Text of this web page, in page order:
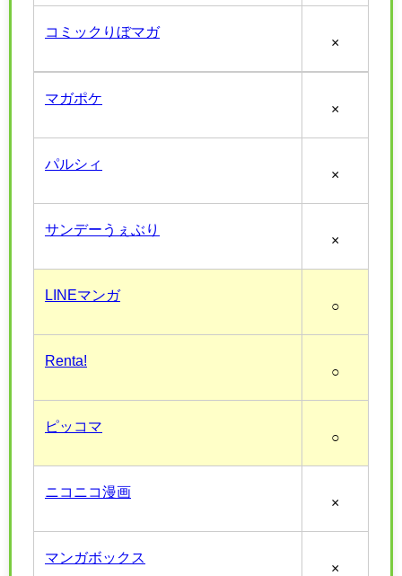
コミックりぼマガ
×
マガポケ
×
パルシィ
×
サンデーうぇぶり
×
LINEマンガ
○
Renta!
○
ピッコマ
○
ニコニコ漫画
×
マンガボックス
×